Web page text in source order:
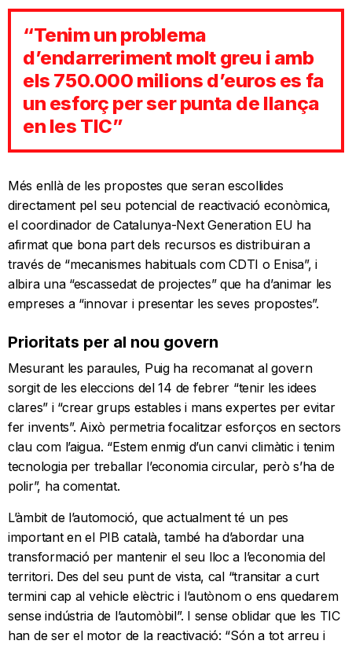
“Tenim un problema
d’endarreriment molt greu i amb
els 750.000 milions d’euros es fa
un esforç per ser punta de llança
en les TIC”
Més enllà de les propostes que seran escollides
directament pel seu potencial de reactivació econòmica,
el coordinador de Catalunya-Next Generation EU ha
afirmat que bona part dels recursos es distribuiran a
través de “mecanismes habituals com CDTI o Enisa”, i
albira una “escassedat de projectes” que ha d’animar les
empreses a “innovar i presentar les seves propostes”.
Prioritats per al nou govern
Mesurant les paraules, Puig ha recomanat al govern
sorgit de les eleccions del 14 de febrer “tenir les idees
clares” i “crear grups estables i mans expertes per evitar
fer invents”. Això permetria focalitzar esforços en sectors
clau com l’aigua. “Estem enmig d’un canvi climàtic i tenim
tecnologia per treballar l’economia circular, però s’ha de
polir”, ha comentat.
L’àmbit de l’automoció, que actualment té un pes
important en el PIB català, també ha d’abordar una
transformació per mantenir el seu lloc a l’economia del
territori. Des del seu punt de vista, cal “transitar a curt
termini cap al vehicle elèctric i l’autònom o ens quedarem
sense indústria de l’automòbil”. I sense oblidar que les TIC
han de ser el motor de la reactivació: “Són a tot arreu i